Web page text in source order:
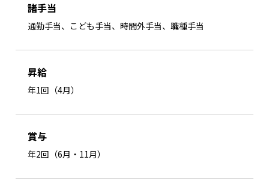
諸手当
通勤手当、こども手当、時間外手当、職種手当
昇給
年1回（4月）
賞与
年2回（6月・11月）